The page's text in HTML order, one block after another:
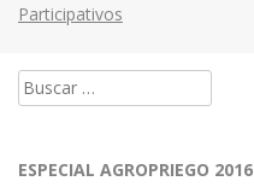
navigation
Participativos
Buscar:
ESPECIAL AGROPRIEGO 2016